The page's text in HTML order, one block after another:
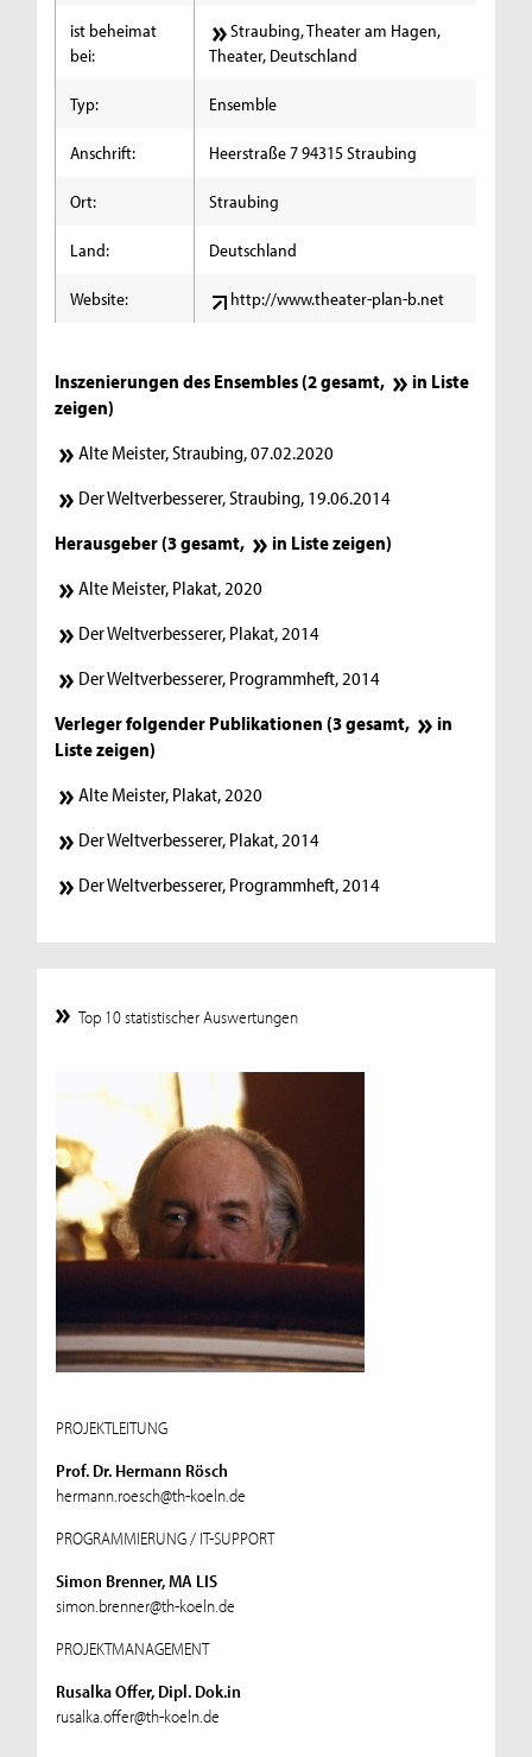
ist beheimat
bei:
Straubing, Theater am Hagen,
Theater, Deutschland
Typ: Ensemble
Anschrift: Heerstraße 7 94315 Straubing
Ort: Straubing
Land: Deutschland
Website: http://www.theater-plan-b.net
Inszenierungen des Ensembles (2 gesamt,
in Liste
zeigen)
Alte Meister, Straubing, 07.02.2020
Der Weltverbesserer, Straubing, 19.06.2014
Herausgeber (3 gesamt,
in Liste zeigen)
Alte Meister, Plakat, 2020
Der Weltverbesserer, Plakat, 2014
Der Weltverbesserer, Programmheft, 2014
Verleger folgender Publikationen (3 gesamt,
in
Liste zeigen)
Alte Meister, Plakat, 2020
Der Weltverbesserer, Plakat, 2014
Der Weltverbesserer, Programmheft, 2014
Top 10 statistischer Auswertungen
PROJEKTLEITUNG
Prof. Dr. Hermann Rösch
hermann.roesch@th-koeln.de
PROGRAMMIERUNG / IT-SUPPORT
Simon Brenner, MA LIS
simon.brenner@th-koeln.de
PROJEKTMANAGEMENT
Rusalka Offer, Dipl. Dok.in
rusalka.offer@th-koeln.de